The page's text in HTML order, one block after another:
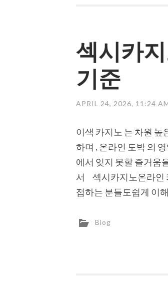
섹시카
기준
APRIL 24, 2026, 11:24
이색 카지노 는 차원 높
하며 , 온라인 도박 의
에서 잊지 못할 즐거움
서 섹시카지노온라인
접하는 분들도쉽게 이
Blog